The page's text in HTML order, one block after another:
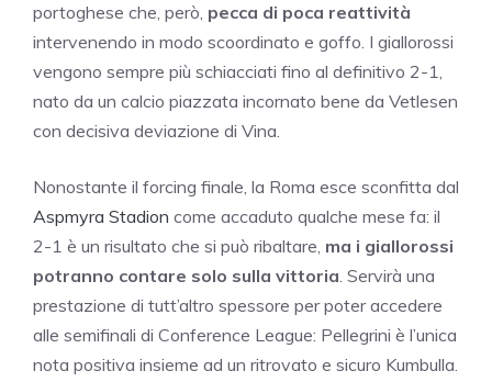
portoghese che, però, pecca di poca reattività
intervenendo in modo scoordinato e goffo. I giallorossi
vengono sempre più schiacciati fino al definitivo 2-1,
nato da un calcio piazzata incornato bene da Vetlesen
con decisiva deviazione di Vina.
Nonostante il forcing finale, la Roma esce sconfitta dal
Aspmyra Stadion come accaduto qualche mese fa: il
2-1 è un risultato che si può ribaltare, ma i giallorossi
potranno contare solo sulla vittoria. Servirà una
prestazione di tutt’altro spessore per poter accedere
alle semifinali di Conference League: Pellegrini è l’unica
nota positiva insieme ad un ritrovato e sicuro Kumbulla.